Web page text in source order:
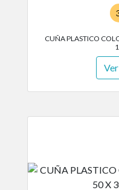
CUÑA PLASTICO